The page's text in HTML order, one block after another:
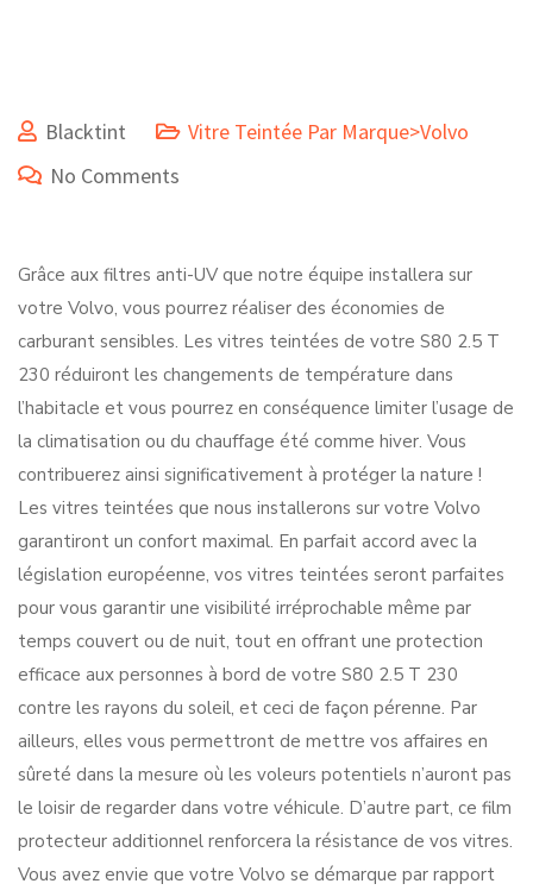
Blacktint
Vitre Teintée Par Marque>Volvo
No Comments
Grâce aux filtres anti-UV que notre équipe installera sur
votre Volvo, vous pourrez réaliser des économies de
carburant sensibles. Les vitres teintées de votre S80 2.5 T
230 réduiront les changements de température dans
l’habitacle et vous pourrez en conséquence limiter l’usage de
la climatisation ou du chauffage été comme hiver. Vous
contribuerez ainsi significativement à protéger la nature !
Les vitres teintées que nous installerons sur votre Volvo
garantiront un confort maximal. En parfait accord avec la
législation européenne, vos vitres teintées seront parfaites
pour vous garantir une visibilité irréprochable même par
temps couvert ou de nuit, tout en offrant une protection
efficace aux personnes à bord de votre S80 2.5 T 230
contre les rayons du soleil, et ceci de façon pérenne. Par
ailleurs, elles vous permettront de mettre vos affaires en
sûreté dans la mesure où les voleurs potentiels n’auront pas
le loisir de regarder dans votre véhicule. D’autre part, ce film
protecteur additionnel renforcera la résistance de vos vitres.
Vous avez envie que votre Volvo se démarque par rapport